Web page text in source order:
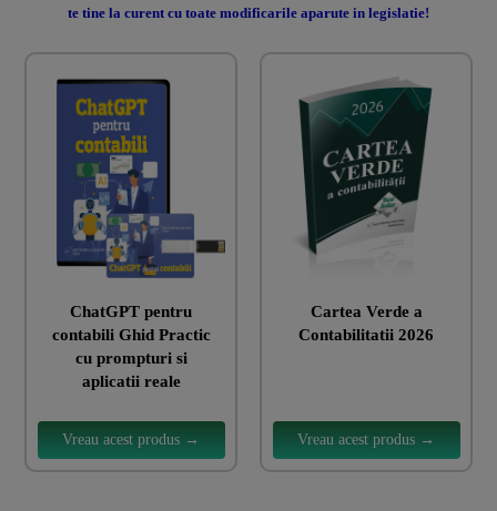
te tine la curent cu toate modificarile aparute in legislatie!
ChatGPT pentru
contabili Ghid Practic
cu prompturi si
aplicatii reale
Vreau acest produs →
Cartea Verde a
Contabilitatii 2026
Vreau acest produs →